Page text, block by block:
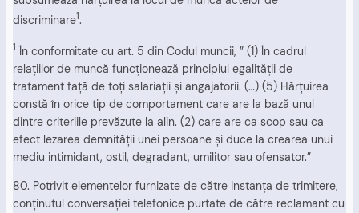
discriminare1.
1 În conformitate cu art. 5 din Codul muncii, ” (1) În cadrul
relaţiilor de muncă funcţionează principiul egalităţii de
tratament faţă de toţi salariaţii şi angajatorii. (…) (5) Hărţuirea
constă în orice tip de comportament care are la bază unul
dintre criteriile prevăzute la alin. (2) care are ca scop sau ca
efect lezarea demnităţii unei persoane şi duce la crearea unui
mediu intimidant, ostil, degradant, umilitor sau ofensator.”
80. Potrivit elementelor furnizate de către instanţa de trimitere,
conţinutul conversaţiei telefonice purtate de către reclamant cu